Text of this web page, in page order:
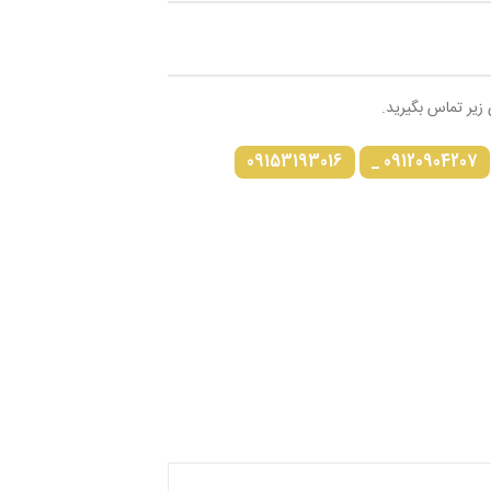
زیر تماس بگیرید.
09120904207 _
09153193016